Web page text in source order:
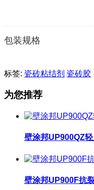
包装规格
标签: 瓷砖粘结剂 瓷砖胶
为您推荐
壁涂邦UP900QZ
壁涂邦UP900F抗